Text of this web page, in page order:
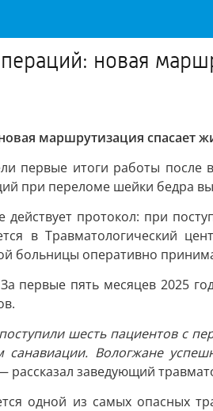
новая
маршрутизация
первые итоги работы
при переломе шейки бедра
действует протокол: при
в Травматологический
больницы оперативно
первые пять месяцев 2025
шесть пациентов с
санавиации. Вологжане
рассказал заведующий
одной из самых опасных